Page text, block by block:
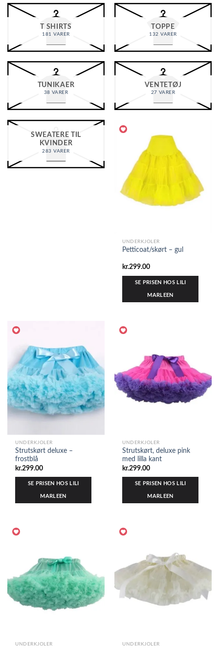
T SHIRTS
181 VARER
TOPPE
132 VARER
TUNIKAER
38 VARER
VENTETØJ
27 VARER
SWEATERE TIL
KVINDER
283 VARER
UNDERKJOLER
Petticoat/skørt – gul
kr.299.00
SE PRISEN HOS LILI
MARLEEN
UNDERKJOLER
Strutskørt deluxe –
frostblå
kr.299.00
SE PRISEN HOS LILI
MARLEEN
UNDERKJOLER
Strutskørt, deluxe pink
med lilla kant
kr.299.00
SE PRISEN HOS LILI
MARLEEN
UNDERKJOLER UNDERKJOLER